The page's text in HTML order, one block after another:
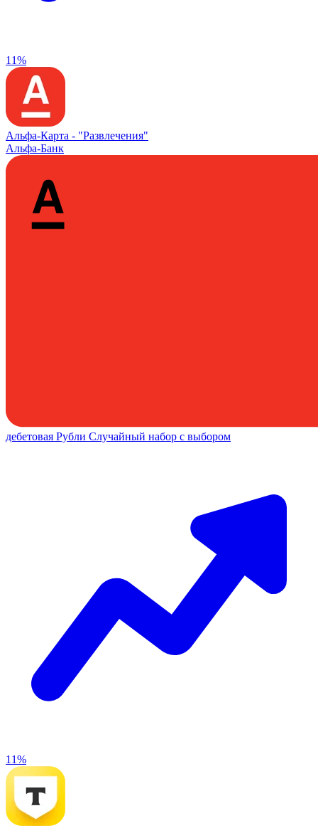
11%
Альфа‑Карта - "Развлечения"
Альфа-Банк
дебетовая Рубли Случайный набор с выбором
11%